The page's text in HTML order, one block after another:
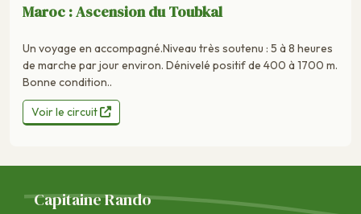
Maroc : Ascension du Toubkal
Un voyage en accompagné.Niveau très soutenu : 5 à 8 heures
de marche par jour environ. Dénivelé positif de 400 à 1700 m.
Bonne condition..
Voir le circuit
Capitaine Rando